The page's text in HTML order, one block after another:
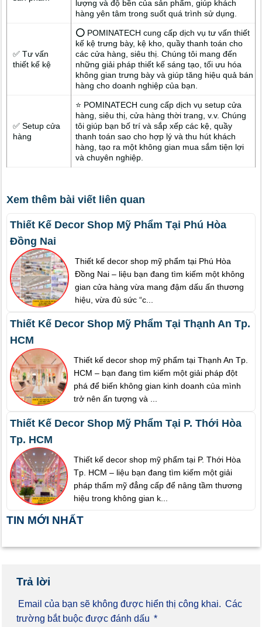
lượng và độ bền của sản phẩm, giúp khách
hàng yên tâm trong suốt quá trình sử dụng.
✅ Tư vấn
thiết kế kệ
⭕ POMINATECH cung cấp dịch vụ tư vấn thiết
kế kệ trưng bày, kệ kho, quầy thanh toán cho
các cửa hàng, siêu thị. Chúng tôi mang đến
những giải pháp thiết kế sáng tạo, tối ưu hóa
không gian trưng bày và giúp tăng hiệu quả bán
hàng cho doanh nghiệp của bạn.
✅ Setup cửa
hàng
⭐ POMINATECH cung cấp dịch vụ setup cửa
hàng, siêu thị, cửa hàng thời trang, v.v. Chúng
tôi giúp bạn bố trí và sắp xếp các kệ, quầy
thanh toán sao cho hợp lý và thu hút khách
hàng, tạo ra một không gian mua sắm tiện lợi
và chuyên nghiệp.
Xem thêm bài viết liên quan
Thiết Kế Decor Shop Mỹ Phẩm Tại Phú Hòa
Đồng Nai
Thiết kế decor shop mỹ phẩm tại Phú Hòa
Đồng Nai – liệu bạn đang tìm kiếm một không
gian cửa hàng vừa mang đậm dấu ấn thương
hiệu, vừa đủ sức “c...
Thiết Kế Decor Shop Mỹ Phẩm Tại Thạnh An Tp.
HCM
Thiết kế decor shop mỹ phẩm tại Thạnh An Tp.
HCM – bạn đang tìm kiếm một giải pháp đột
phá để biến không gian kinh doanh của mình
trở nên ấn tượng và ...
Thiết Kế Decor Shop Mỹ Phẩm Tại P. Thới Hòa
Tp. HCM
Thiết kế decor shop mỹ phẩm tại P. Thới Hòa
Tp. HCM – liệu bạn đang tìm kiếm một giải
pháp thẩm mỹ đẳng cấp để nâng tầm thương
hiệu trong không gian k...
TIN MỚI NHẤT
Trả lời
Email của bạn sẽ không được hiển thị công khai. Các
trường bắt buộc được đánh dấu *